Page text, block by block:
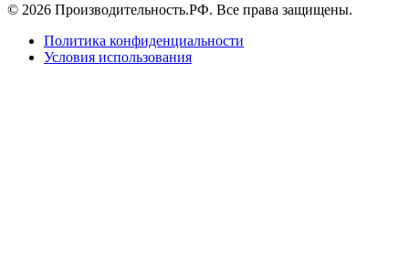
© 2026 Производительность.РФ. Все права защищены.
Политика конфиденциальности
Условия использования